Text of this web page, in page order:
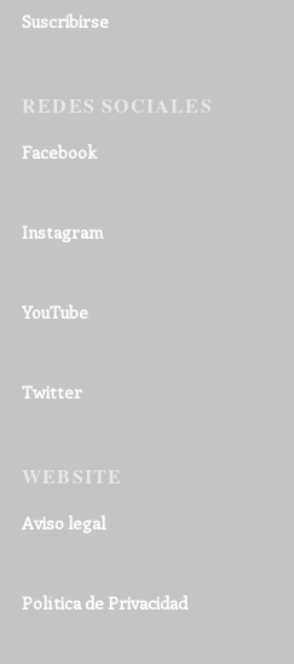
Suscribirse
REDES SOCIALES
Facebook
Instagram
YouTube
Twitter
WEBSITE
Aviso legal
Política de Privacidad